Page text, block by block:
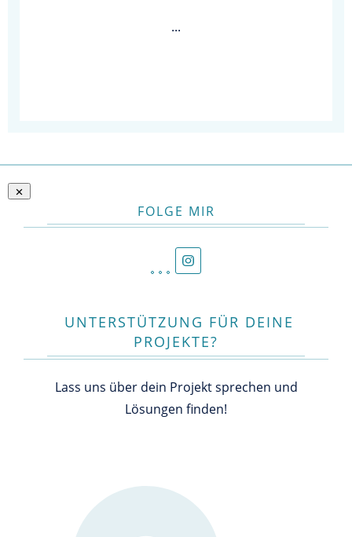
...
FOLGE MIR
UNTERSTÜTZUNG FÜR DEINE
PROJEKTE?
Lass uns über dein Projekt sprechen und
Lösungen finden!